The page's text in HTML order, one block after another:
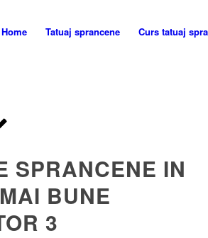
Home Tatuaj sprancene Curs tatuaj
SPRANCENE IN
BUNE
3